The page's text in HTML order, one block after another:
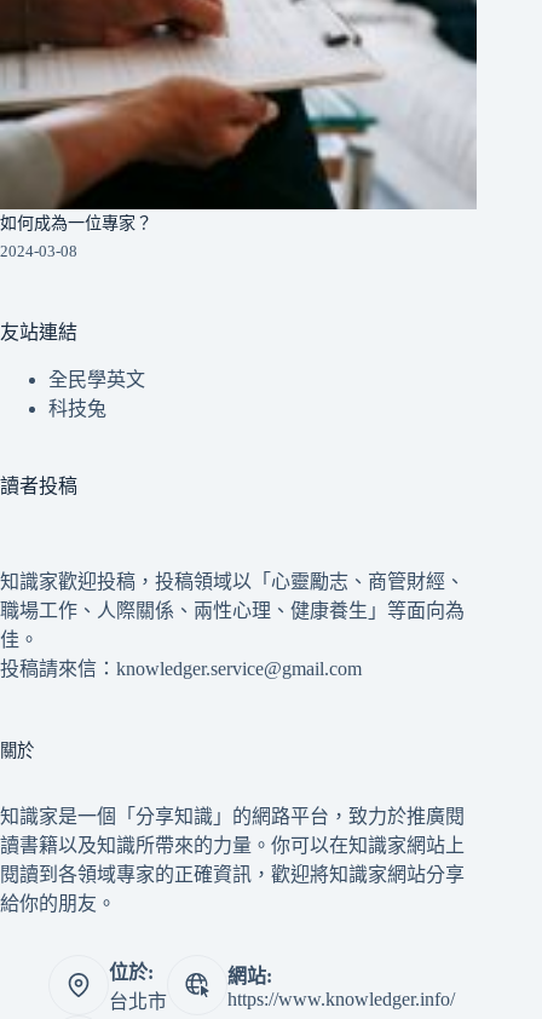
如何成為一位專家？
2024-03-08
友站連結
全民學英文
科技兔
讀者投稿
知識家歡迎投稿，投稿領域以「心靈勵志、商管財經、
職場工作、人際關係、兩性心理、健康養生」等面向為
佳。
投稿請來信：knowledger.service@gmail.com
關於
知識家是一個「分享知識」的網路平台，致力於推廣閱
讀書籍以及知識所帶來的力量。你可以在知識家網站上
閱讀到各領域專家的正確資訊，歡迎將知識家網站分享
給你的朋友。
位於:
台北市
網站:
https://www.knowledger.info/